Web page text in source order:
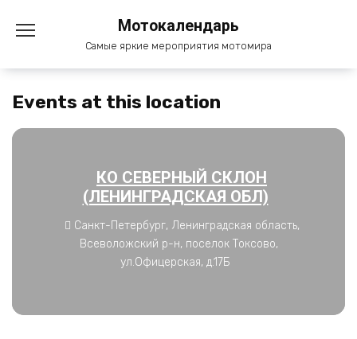
содержанию
Мотокалендарь
Самые яркие мероприятия мотомира
Events at this location
КО СЕВЕРНЫЙ СКЛОН
(ЛЕНИНГРАДСКАЯ ОБЛ)
Санкт-Петербург, Ленинградская область,
Всеволожский р-н, поселок Токсово,
ул.Офицерская, д.17Б